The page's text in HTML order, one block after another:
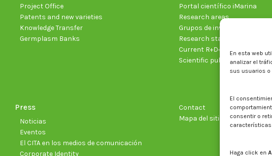
En esta web
analizar el
sus usuarios
El
consentir o
Haga click en
Project Office
Patents and new varieties
Knowledge Transfer
Germplasm Banks
Portal científico iMarina
Research areas
Grupos de investigación
Research staff
Current R+D+I projects
Scientific publications
Press
Noticias
Eventos
El CITA en los medios de comunicación
Corporate Identity
Contact
Mapa del sitio web